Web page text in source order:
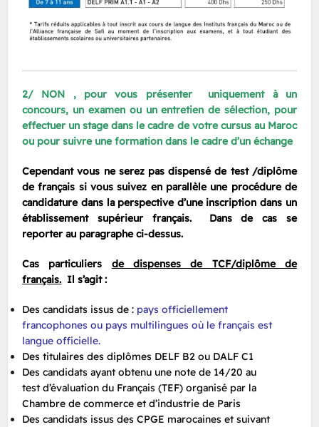
2/ NON , pour vous présenter uniquement à un
concours, un examen ou un entretien de sélection, pour
effectuer un stage dans le cadre de votre cursus au Maroc
ou pour suivre une formation dans le cadre d’un échange
Cependant vous ne serez pas dispensé de test /diplôme
de français si vous suivez en parallèle une procédure de
candidature dans la perspective d’une inscription dans un
établissement supérieur français. Dans de cas se
reporter au paragraphe ci-dessus.
Cas particuliers de dispenses de TCF/diplôme de
français. Il s’agit :
Des candidats issus de : pays officiellement
francophones ou pays multilingues où le français est
langue officielle.
Des titulaires des diplômes DELF B2 ou DALF C1
Des candidats ayant obtenu une note de 14/20 au
test d’évaluation du Français (TEF) organisé par la
Chambre de commerce et d’industrie de Paris
Des candidats issus des CPGE marocaines et suivant